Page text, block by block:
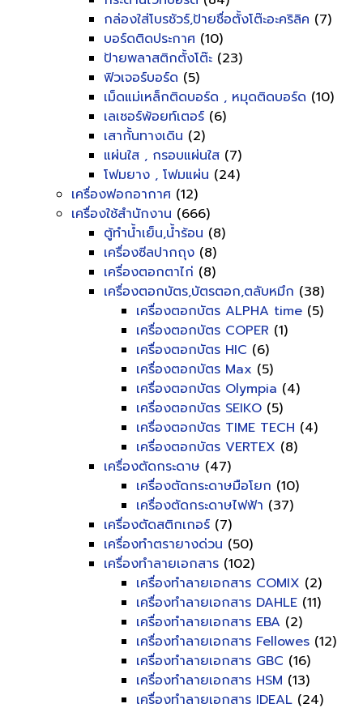
กล่องใส่โบรชัวร์,ป้ายชื่อตั้งโต๊ะอะคริลิค (7)
บอร์ดติดประกาศ (10)
ป้ายพลาสติกตั้งโต๊ะ (23)
ฟิวเจอร์บอร์ด (5)
เม็ดแม่เหล็กติดบอร์ด , หมุดติดบอร์ด (10)
เลเซอร์พ้อยท์เตอร์ (6)
เสากั้นทางเดิน (2)
แผ่นใส , กรอบแผ่นใส (7)
โฟมยาง , โฟมแผ่น (24)
เครื่องฟอกอากาศ (12)
เครื่องใช้สำนักงาน (666)
ตู้ทำน้ำเย็น,น้ำร้อน (8)
เครื่องซีลปากถุง (8)
เครื่องตอกตาไก่ (8)
เครื่องตอกบัตร,บัตรตอก,ตลับหมึก (38)
เครื่องตอกบัตร ALPHA time (5)
เครื่องตอกบัตร COPER (1)
เครื่องตอกบัตร HIC (6)
เครื่องตอกบัตร Max (5)
เครื่องตอกบัตร Olympia (4)
เครื่องตอกบัตร SEIKO (5)
เครื่องตอกบัตร TIME TECH (4)
เครื่องตอกบัตร VERTEX (8)
เครื่องตัดกระดาษ (47)
เครื่องตัดกระดาษมือโยก (10)
เครื่องตัดกระดาษไฟฟ้า (37)
เครื่องตัดสติกเกอร์ (7)
เครื่องทำตรายางด่วน (50)
เครื่องทำลายเอกสาร (102)
เครื่องทำลายเอกสาร COMIX (2)
เครื่องทำลายเอกสาร DAHLE (11)
เครื่องทำลายเอกสาร EBA (2)
เครื่องทำลายเอกสาร Fellowes (12)
เครื่องทำลายเอกสาร GBC (16)
เครื่องทำลายเอกสาร HSM (13)
เครื่องทำลายเอกสาร IDEAL (24)